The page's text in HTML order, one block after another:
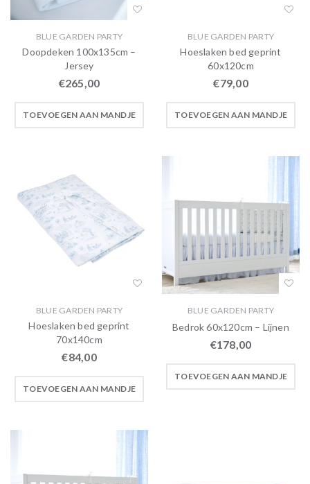
BLUE GARDEN PARTY
Doopdeken 100x135cm –
Jersey
€265,00
TOEVOEGEN AAN MANDJE
BLUE GARDEN PARTY
Hoeslaken bed geprint
60x120cm
€79,00
TOEVOEGEN AAN MANDJE
BLUE GARDEN PARTY
Hoeslaken bed geprint
70x140cm
€84,00
TOEVOEGEN AAN MANDJE
BLUE GARDEN PARTY
Bedrok 60x120cm – Lijnen
€178,00
TOEVOEGEN AAN MANDJE